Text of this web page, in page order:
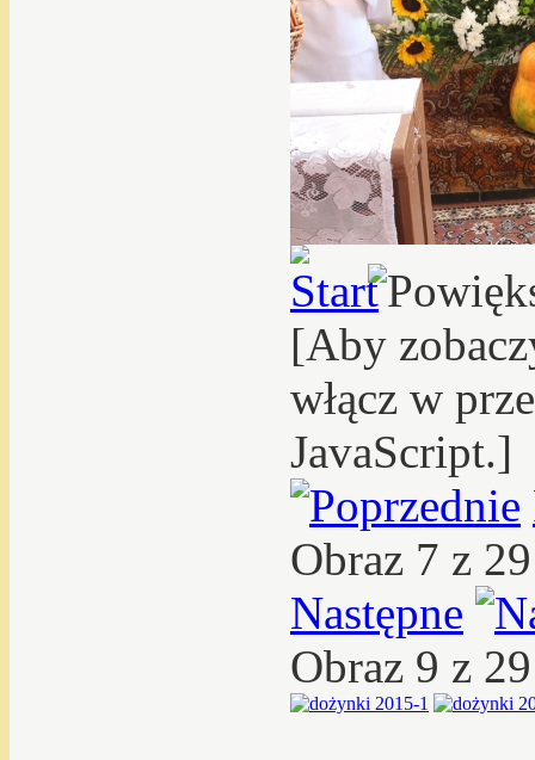
[Aby
włącz w
JavaScript.]
Obraz 7 z
Następne
Obraz 9 z